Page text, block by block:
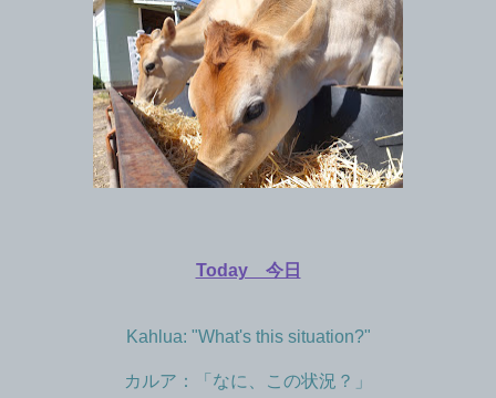
Today 今日
Kahlua: "What's this situation?"
カルア：「なに、この状況？」